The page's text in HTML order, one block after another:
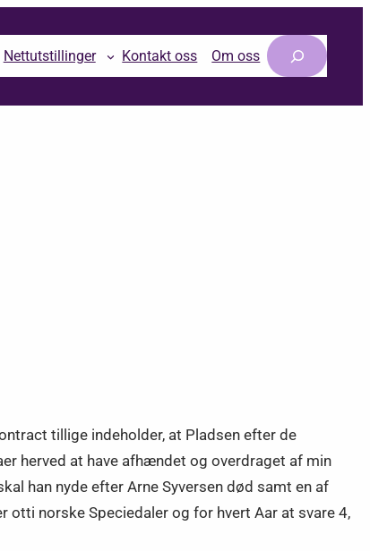
Nettutstillinger Kontakt oss Om oss
Søk
tillige indeholder, at Pladsen efter de
herved at have afhændet og overdraget af min
han nyde efter Arne Syversen død samt en af
otti norske Speciedaler og for hvert Aar at svare 4,